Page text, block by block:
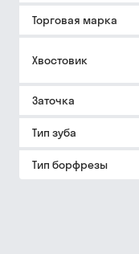
Торговая марка
Хвостовик
Заточка
Тип зуба
Тип борфрезы